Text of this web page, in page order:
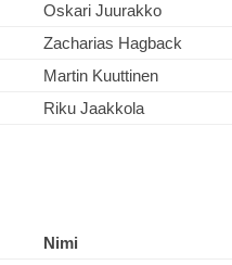
Oskari Juurakko
Zacharias Hagback
Martin Kuuttinen
Riku Jaakkola
Nimi